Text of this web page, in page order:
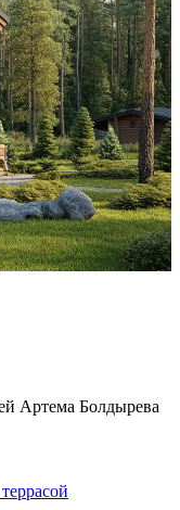
Артема Болдырева